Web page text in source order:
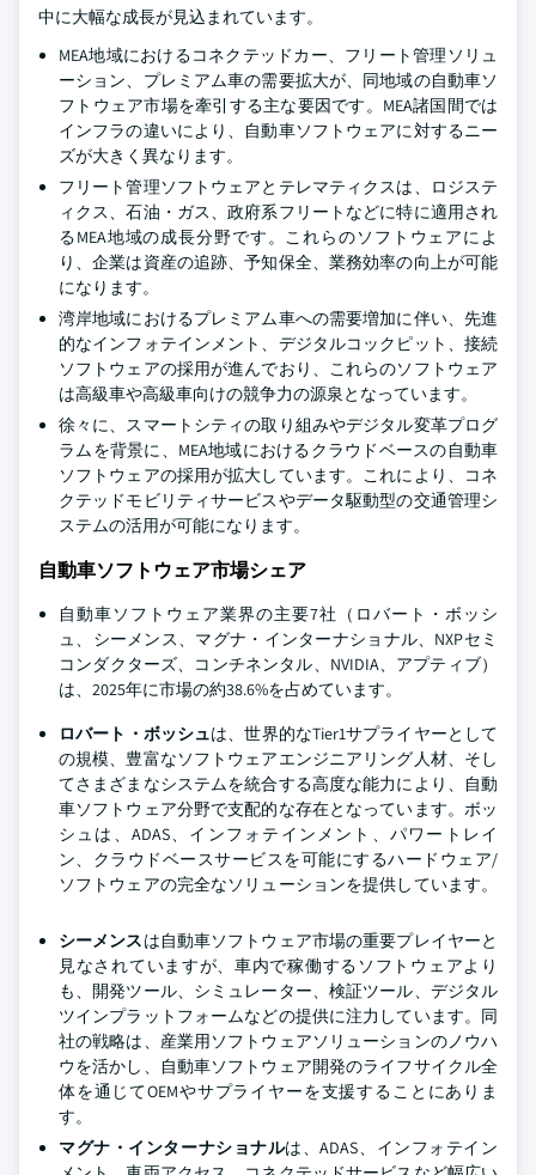
中に大幅な成長が見込まれています。
MEA地域におけるコネクテッドカー、フリート管理ソリュ
ーション、プレミアム車の需要拡大が、同地域の自動車ソ
フトウェア市場を牽引する主な要因です。MEA諸国間では
インフラの違いにより、自動車ソフトウェアに対するニー
ズが大きく異なります。
フリート管理ソフトウェアとテレマティクスは、ロジステ
ィクス、石油・ガス、政府系フリートなどに特に適用され
るMEA地域の成長分野です。これらのソフトウェアによ
り、企業は資産の追跡、予知保全、業務効率の向上が可能
になります。
湾岸地域におけるプレミアム車への需要増加に伴い、先進
的なインフォテインメント、デジタルコックピット、接続
ソフトウェアの採用が進んでおり、これらのソフトウェア
は高級車や高級車向けの競争力の源泉となっています。
徐々に、スマートシティの取り組みやデジタル変革プログ
ラムを背景に、MEA地域におけるクラウドベースの自動車
ソフトウェアの採用が拡大しています。これにより、コネ
クテッドモビリティサービスやデータ駆動型の交通管理シ
ステムの活用が可能になります。
自動車ソフトウェア市場シェア
自動車ソフトウェア業界の主要7社（ロバート・ボッシ
ュ、シーメンス、マグナ・インターナショナル、NXPセミ
コンダクターズ、コンチネンタル、NVIDIA、アプティブ）
は、2025年に市場の約38.6%を占めています。
ロバート・ボッシュは、世界的なTier1サプライヤーとして
の規模、豊富なソフトウェアエンジニアリング人材、そし
てさまざまなシステムを統合する高度な能力により、自動
車ソフトウェア分野で支配的な存在となっています。ボッ
シュは、ADAS、インフォテインメント、パワートレイ
ン、クラウドベースサービスを可能にするハードウェア/
ソフトウェアの完全なソリューションを提供しています。
シーメンスは自動車ソフトウェア市場の重要プレイヤーと
見なされていますが、車内で稼働するソフトウェアより
も、開発ツール、シミュレーター、検証ツール、デジタル
ツインプラットフォームなどの提供に注力しています。同
社の戦略は、産業用ソフトウェアソリューションのノウハ
ウを活かし、自動車ソフトウェア開発のライフサイクル全
体を通じてOEMやサプライヤーを支援することにありま
す。
マグナ・インターナショナルは、ADAS、インフォテイン